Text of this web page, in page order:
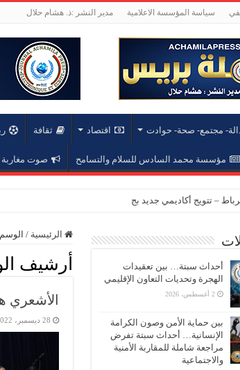
سياسة المؤسسة الاعلامية مدير النشر :ذ. هشام حلال
مجتمع- صحة- حوادت اقتصاد ثقافة
مؤسسة محمد السادس للسلام والتسامح صوت مغاربة
– تتويج أكاديمي جديد بجامعة محمد الخامس
الرئيسية /
أرشيف
الأشعري
28 ديسمبر، 2022
أحداث سبتة… بين تعقيدات
الهجرة وتحديات التعاون الإقليمي
2 أغسطس، 2026
بين حماية الأمن وصون الكرامة
الإنسانية… أحداث سبتة تفرض
مراجعة شاملة للمقاربة الأمنية
والاجتماعية